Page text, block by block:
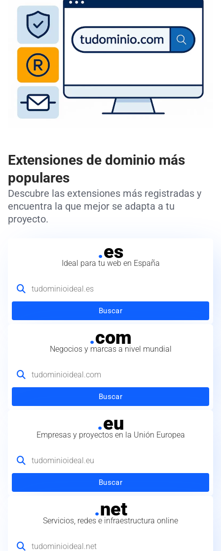
Extensiones de dominio más
populares
Descubre las extensiones más registradas y
encuentra la que mejor se adapta a tu
proyecto.
.es
Ideal para tu web en España
Buscar
.com
Negocios y marcas a nivel mundial
Buscar
.eu
Empresas y proyectos en la Unión Europea
Buscar
.net
Servicios, redes e infraestructura online